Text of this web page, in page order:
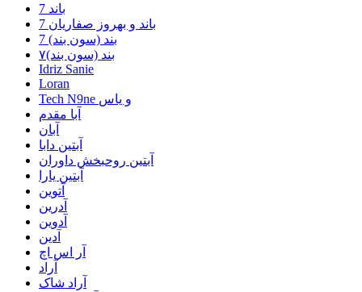
7 باند
7 باند و بهروز صفاریان
7 بند (سون بند)
۷بند (سون بند)
Idriz Sanie
Loran
Tech N9ne و یاس
آبا مقدم
آبان
آبتین دابا
آبتین روحبخش داوران
آبتین یارا
آتوین
آدرین
آدوین
آدین
آر اس اچ
آراد
آراد شاک